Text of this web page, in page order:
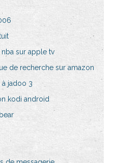
sur apple tv
de recherche sur amazon
jadoo 3
kodi android